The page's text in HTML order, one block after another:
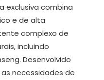
exclusiva combina
e de alta
complexo de
incluindo
Desenvolvido
necessidades de